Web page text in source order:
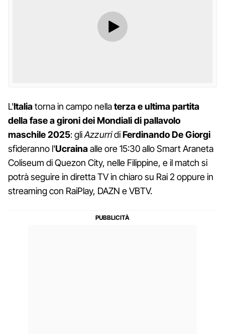
L'Italiatorna in campo nellaterza e ultima partita
della fase a gironi dei Mondiali di pallavolo
maschile 2025: gliAzzurridiFerdinando De Giorgi
sfideranno l'Ucrainaalle ore 15:30 allo Smart Araneta
Coliseum di Quezon City, nelle Filippine, e il match si
potrà seguire in diretta TV in chiaro su Rai 2 oppure in
streaming con RaiPlay, DAZN e VBTV.